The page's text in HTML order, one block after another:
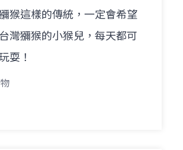
猴這樣的傳統，一定會希望
灣獼猴的小猴兒，每天都可
耍！